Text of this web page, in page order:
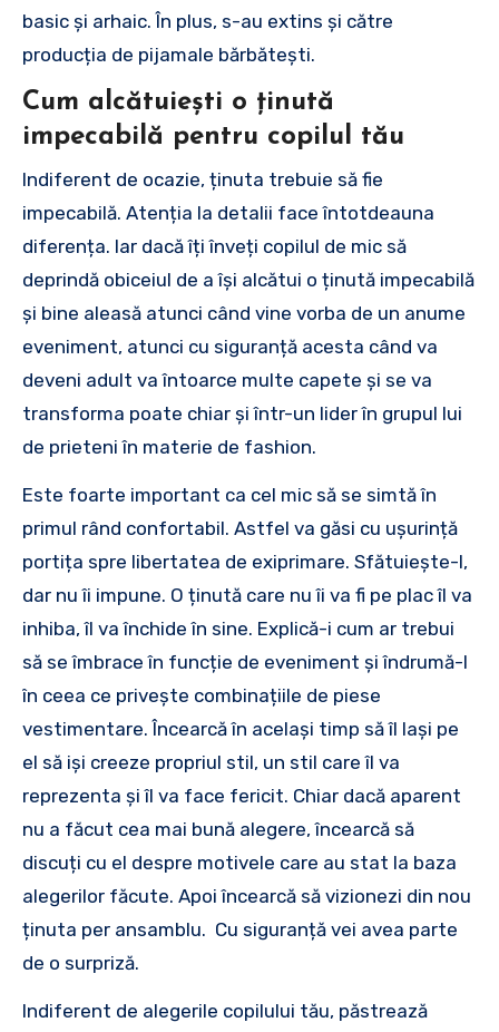
basic și arhaic. În plus, s-au extins și către
producția de pijamale bărbătești.
Cum alcătuiești o ținută
impecabilă pentru copilul tău
Indiferent de ocazie, ținuta trebuie să fie
impecabilă. Atenția la detalii face întotdeauna
diferența. Iar dacă îți înveți copilul de mic să
deprindă obiceiul de a își alcătui o ținută impecabilă
și bine aleasă atunci când vine vorba de un anume
eveniment, atunci cu siguranță acesta când va
deveni adult va întoarce multe capete și se va
transforma poate chiar și într-un lider în grupul lui
de prieteni în materie de fashion.
Este foarte important ca cel mic să se simtă în
primul rând confortabil. Astfel va găsi cu ușurință
portița spre libertatea de exiprimare. Sfătuiește-l,
dar nu îi impune. O ținută care nu îi va fi pe plac îl va
inhiba, îl va închide în sine. Explică-i cum ar trebui
să se îmbrace în funcție de eveniment și îndrumă-l
în ceea ce privește combinațiile de piese
vestimentare. Încearcă în același timp să îl lași pe
el să iși creeze propriul stil, un stil care îl va
reprezenta și îl va face fericit. Chiar dacă aparent
nu a făcut cea mai bună alegere, încearcă să
discuți cu el despre motivele care au stat la baza
alegerilor făcute. Apoi încearcă să vizionezi din nou
ținuta per ansamblu. Cu siguranță vei avea parte
de o surpriză.
Indiferent de alegerile copilului tău, păstrează